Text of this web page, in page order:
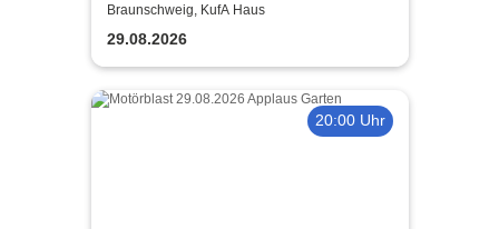
Braunschweig, KufA Haus
29.08.2026
20:00 Uhr